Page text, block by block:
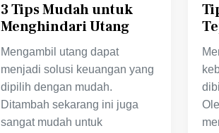
3 Tips Mudah untuk
Menghindari Utang
Mengambil utang dapat
menjadi solusi keuangan yang
dipilih dengan mudah.
Ditambah sekarang ini juga
sangat mudah untuk